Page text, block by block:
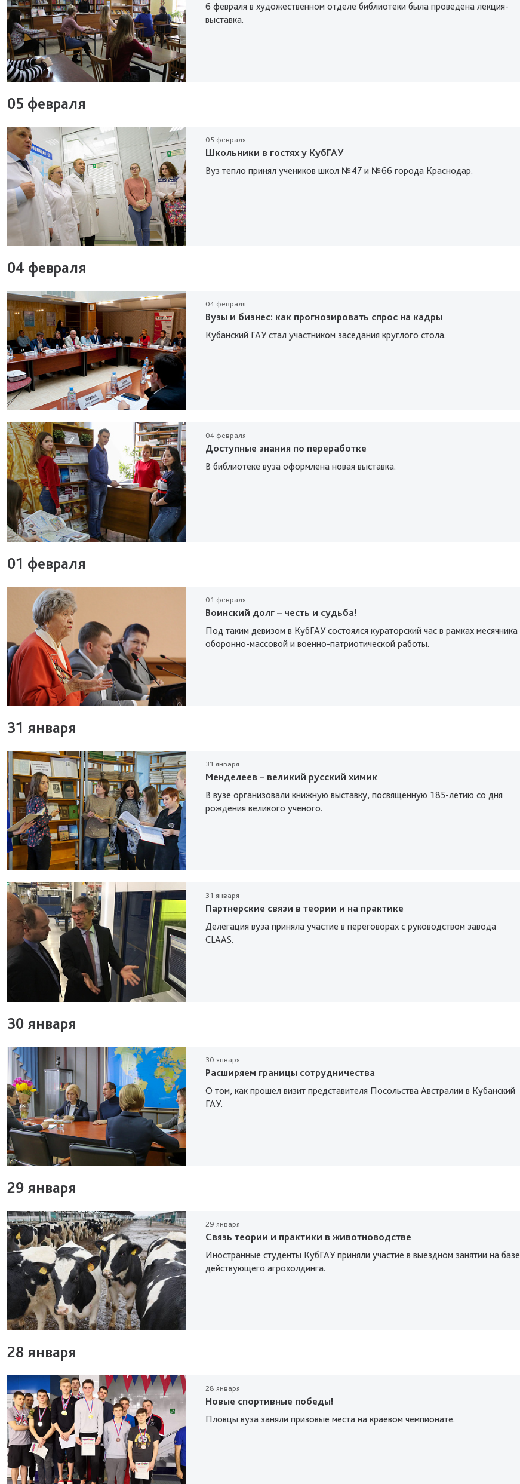
6 февраля в художественном отделе библиотеки была проведена лекция-
выставка.
05 февраля
05 февраля
Школьники в гостях у КубГАУ
Вуз тепло принял учеников школ №47 и №66 города Краснодар.
04 февраля
04 февраля
Вузы и бизнес: как прогнозировать спрос на кадры
Кубанский ГАУ стал участником заседания круглого стола.
04 февраля
Доступные знания по переработке
В библиотеке вуза оформлена новая выставка.
01 февраля
01 февраля
Воинский долг – честь и судьба!
Под таким девизом в КубГАУ состоялся кураторский час в рамках месячника
оборонно-массовой и военно-патриотической работы.
31 января
31 января
Менделеев – великий русский химик
В вузе организовали книжную выставку, посвященную 185-летию со дня
рождения великого ученого.
31 января
Партнерские связи в теории и на практике
Делегация вуза приняла участие в переговорах с руководством завода
CLAAS.
30 января
30 января
Расширяем границы сотрудничества
О том, как прошел визит представителя Посольства Австралии в Кубанский
ГАУ.
29 января
29 января
Связь теории и практики в животноводстве
Иностранные студенты КубГАУ приняли участие в выездном занятии на базе
действующего агрохолдинга.
28 января
28 января
Новые спортивные победы!
Пловцы вуза заняли призовые места на краевом чемпионате.